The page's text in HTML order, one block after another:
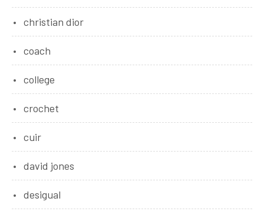
christian dior
coach
college
crochet
cuir
david jones
desigual